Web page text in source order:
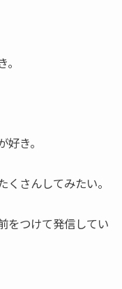
。
好き。
くさんしてみたい。
をつけて発信してい